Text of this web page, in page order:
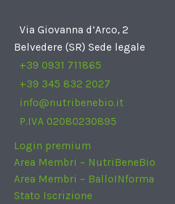
Via Giovanna d’Arco, 2
Belvedere (SR) Sede legale
+39 0931 711865
+39 345 832 2027
info@nutribenebio.it
P.IVA 02080230895
Login premium
Area Membri – NutriBeneBio
Area Membri – BalloINforma
Stato Iscrizione